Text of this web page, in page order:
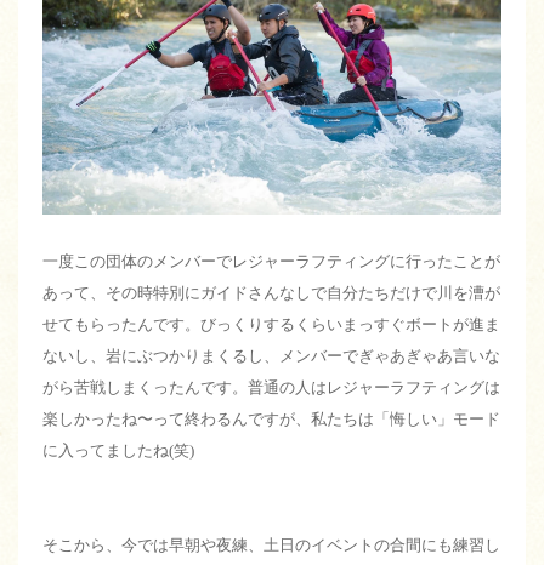
一度この団体のメンバーでレジャーラフティングに行ったことが
あって、その時特別にガイドさんなしで自分たちだけで川を漕が
せてもらったんです。びっくりするくらいまっすぐボートが進ま
ないし、岩にぶつかりまくるし、メンバーでぎゃあぎゃあ言いな
がら苦戦しまくったんです。普通の人はレジャーラフティングは
楽しかったね〜って終わるんですが、私たちは「悔しい」モード
に入ってましたね(笑)
そこから、今では早朝や夜練、土日のイベントの合間にも練習し